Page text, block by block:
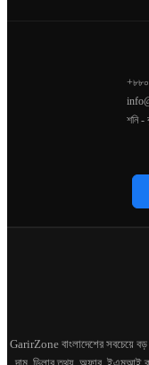
শনি -
GarirZone বাংলাদেশের সবচেয়ে বড়